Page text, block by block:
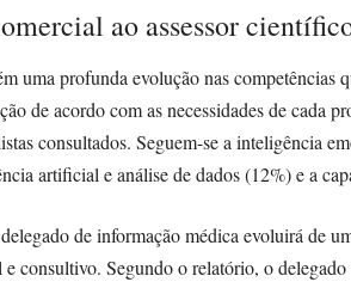
ao assessor
uma profunda evolução nas
de acordo com as necessidades de cada
consultados. Seguem-se a inteligência
artificial e análise de dados (12%) e a
de informação médica evoluirá de
e consultivo. Segundo o relatório, o